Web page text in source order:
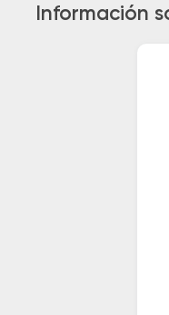
Información